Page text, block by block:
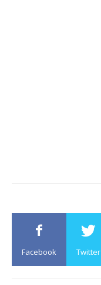
Facebook Twitter